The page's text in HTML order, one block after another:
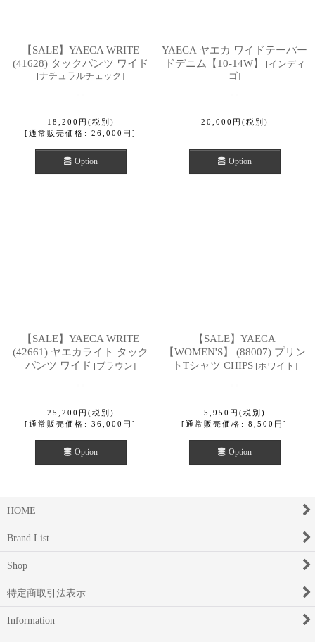
【SALE】YAECA WRITE
(41628) タックパンツ ワイド
[ナチュラルチェック]
18,200 円 (税別)
[通常販売価格 : 26,000 円 ]
Option
YAECA ヤエカ ワイドテーパー
ドデニム【10-14W】
[インディ
ゴ]
20,000 円 (税別)
Option
【SALE】YAECA WRITE
(42661) ヤエカライト タック
パンツ ワイド [ブラウン]
25,200 円 (税別)
[通常販売価格 : 36,000 円 ]
Option
【SALE】YAECA
【WOMEN'S】 (88007) プリン
トTシャツ CHIPS [ホワイト ]
5,950 円 (税別)
[通常販売価格 : 8,500 円 ]
Option
HOME
Brand List
Shop
特定商取引法表示
Information